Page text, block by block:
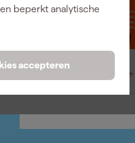
beperkt analytische
accepteren